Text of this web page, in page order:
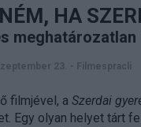
HA
23. - Filmespracli
filmjével, a Szerdai
Egy olyan helyet tárt